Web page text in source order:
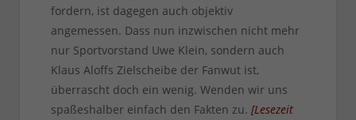
fordern, ist dagegen auch objektiv
angemessen. Dass nun inzwischen nicht mehr
nur Sportvorstand Uwe Klein, sondern auch
Klaus Aloffs Zielscheibe der Fanwut ist,
überrascht doch ein wenig. Wenden wir uns
spaßeshalber einfach den Fakten zu. [Lesezeit